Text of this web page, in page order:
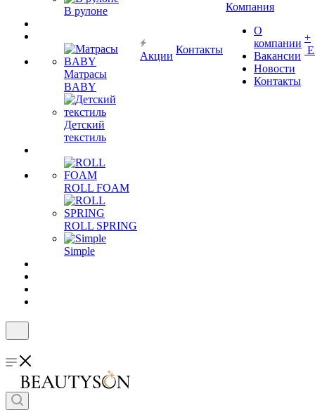
В рулоне
Матрасы
BABY
Детский
текстиль
ROLL FOAM
ROLL SPRING
Simple
Акции
Контакты
Компания
О
компании
Вакансии
Новости
Контакты
+